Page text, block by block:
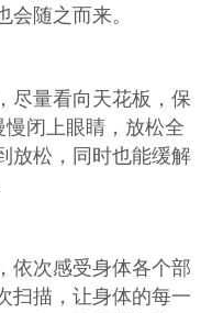
随之而来。
尽量看向天花板，保
闭上眼睛，放松全
放松，同时也能缓解
依次感受身体各个部
扫描，让身体的每一